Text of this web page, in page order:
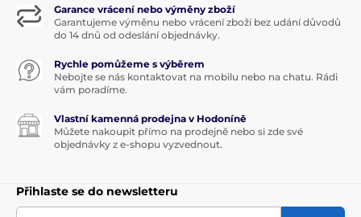
Garance vrácení nebo výměny zboží
Garantujeme výměnu nebo vrácení zboží bez udání důvodů
do 14 dnů od odeslání objednávky.
Rychle pomůžeme s výběrem
Nebojte se nás kontaktovat na mobilu nebo na chatu. Rádi
vám poradíme.
Vlastní kamenná prodejna v Hodoníně
Můžete nakoupit přímo na prodejně nebo si zde své
objednávky z e-shopu vyzvednout.
Přihlaste se do newsletteru